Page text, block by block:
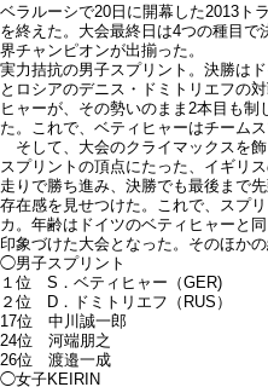
ベラルーシで20日に開幕した2013ト
を終えた。大会最終日は4つの種目
界チャンピオンが出揃った。
実力拮抗の男子スプリント。決勝は
とロシアのデニス・ドミトリエフの
ヒャーが、その勢いのまま2本目も
た。これで、ベティヒャーはチーム
そして、大会のクライマックスを
スプリントの頂点にたった、イギリ
走りで勝ち進み、決勝でも最後まで
存在感を見せつけた。これで、スプ
カ。年齢はドイツのベティヒャーと
印象づけた大会となった。そのほかの
◯男子スプリント
１位 S．ベティヒャー（GER)
２位 D．ドミトリエフ（RUS）
17位 中川誠一郎
24位 河端朋之
26位 渡邉一成
◯女子KEIRIN